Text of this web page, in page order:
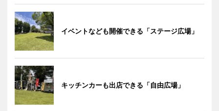
イベントなども開催できる「ステージ広場」
キッチンカーも出店できる「自由広場」